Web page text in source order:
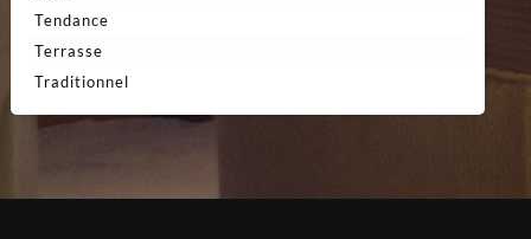
Tendance
Terrasse
Traditionnel